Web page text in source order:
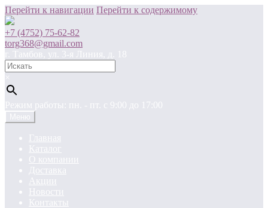
Перейти к навигации Перейти к содержимому
+7 (4752) 75-62-82
torg368@gmail.com
г. Тамбов, ул. 3-я Линия, д. 18
×
Режим работы: пн. - пт. c 9:00 до 17:00
Меню
Главная
Каталог
О компании
Доставка
Акции
Новости
Контакты